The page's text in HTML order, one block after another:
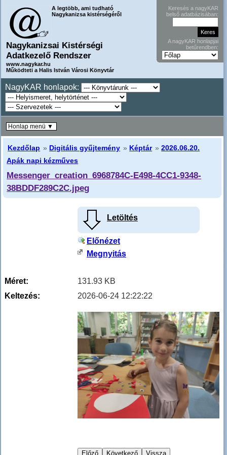
A legtöbb, ami tudható
Nagykanizsa kistérségéről
Nagykanizsai Kistérségi
Adatkezelő Rendszer
www.nagykar.hu
Működteti a Halis István Városi Könyvtár
Keresés a nagyKAR
belső adatbázisában:
A nagyKAR honlapjai
betűrendben:
NagyKAR honlapok:
Kezdőlap » Digitális gyűjtemény » Képtár »2026.06.20.
Apák napi kézműves
Messenger_creation_6968784C-E498-4CC1-9348-
38BDDF289C2C.jpeg
Letöltés
Előnézet
Megnyitás
Méret:
131.93 KB
Keltezés:
2026-06-24 12:22:22
Honlap menü ▼